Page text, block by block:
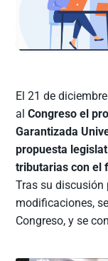
El 21 de
alCongreso el
Garantizada
propuesta
tributarias con el
Tras su
modificaciones,
Congreso, y se